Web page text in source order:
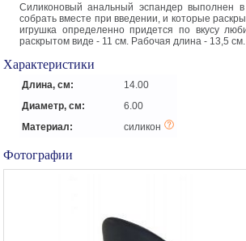
Силиконовый анальный эспандер выполнен
собрать вместе при введении, и которые
игрушка определенно придется по вкусу
раскрытом виде - 11 см. Рабочая длина - 13,5 см.
Характеристики
Длина, см:
14.00
Диаметр, см:
6.00
Материал:
силикон
Фотографии